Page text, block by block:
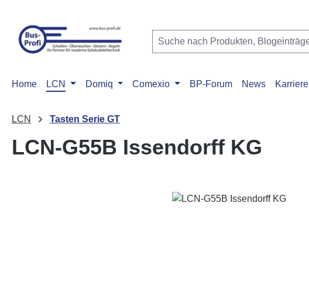
Home LCN Domiq Comexio BP-Forum News Karriere
LCN Tasten Serie GT
LCN-G55B Issendorff KG